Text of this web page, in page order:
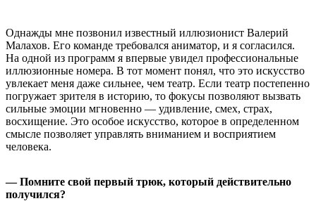
Однажды мне позвонил известный иллюзионист Валерий
Малахов. Его команде требовался аниматор, и я согласился.
На одной из программ я впервые увидел профессиональные
иллюзионные номера. В тот момент понял, что это искусство
увлекает меня даже сильнее, чем театр. Если театр постепенно
погружает зрителя в историю, то фокусы позволяют вызвать
сильные эмоции мгновенно — удивление, смех, страх,
восхищение. Это особое искусство, которое в определенном
смысле позволяет управлять вниманием и восприятием
человека.
— Помните свой первый трюк, который действительно
получился?